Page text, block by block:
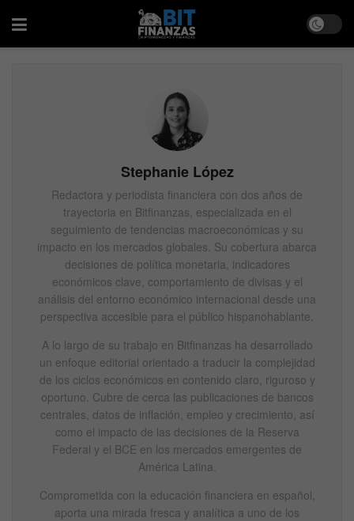
Stephanie López
Redactora y periodista financiera con dos años de
trayectoria en Bitfinanzas, especializada en el
seguimiento de tendencias macroeconómicas y su
impacto en los mercados globales. Su cobertura abarca
decisiones de política monetaria, indicadores
económicos clave, comportamiento de divisas y el
análisis del entorno económico internacional desde una
perspectiva accesible para el público hispanohablante.
A lo largo de su trabajo en Bitfinanzas ha desarrollado
un enfoque editorial orientado a traducir la complejidad
de los ciclos económicos en contenido claro, riguroso y
oportuno. Cubre de cerca las publicaciones de bancos
centrales, datos de inflación, empleo y crecimiento, así
como el impacto de las decisiones de la Reserva
Federal y el BCE en los mercados emergentes de
América Latina.
Comprometida con la educación financiera en español,
aporta una mirada fresca y analítica a uno de los